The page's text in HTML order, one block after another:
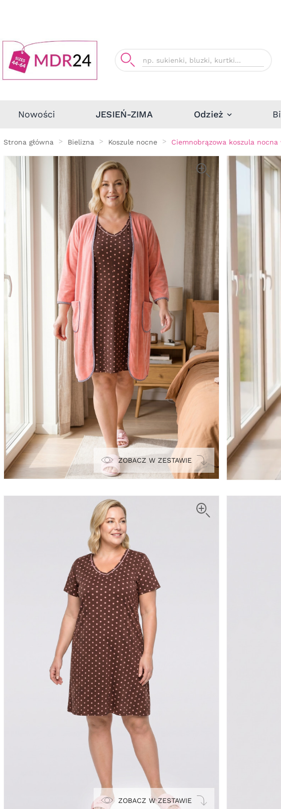
Nowości JESIEŃ-ZIMA Odzież
Strona główna Bielizna Koszule nocne Ciemnobrązowa koszula
ZOBACZ W ZESTAWIE
ZOBACZ W ZESTAWIE